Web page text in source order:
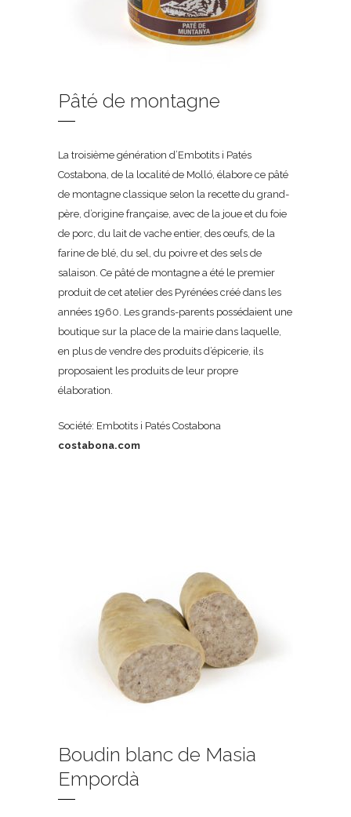
Pâté de montagne
La troisième génération d’Embotits i Patés
Costabona, de la localité de Molló, élabore ce pâté
de montagne classique selon la recette du grand-
père, d’origine française, avec de la joue et du foie
de porc, du lait de vache entier, des œufs, de la
farine de blé, du sel, du poivre et des sels de
salaison. Ce pâté de montagne a été le premier
produit de cet atelier des Pyrénées créé dans les
années 1960. Les grands-parents possédaient une
boutique sur la place de la mairie dans laquelle,
en plus de vendre des produits d’épicerie, ils
proposaient les produits de leur propre
élaboration.
Société: Embotits i Patés Costabona
costabona.com
Boudin blanc de Masia
Empordà